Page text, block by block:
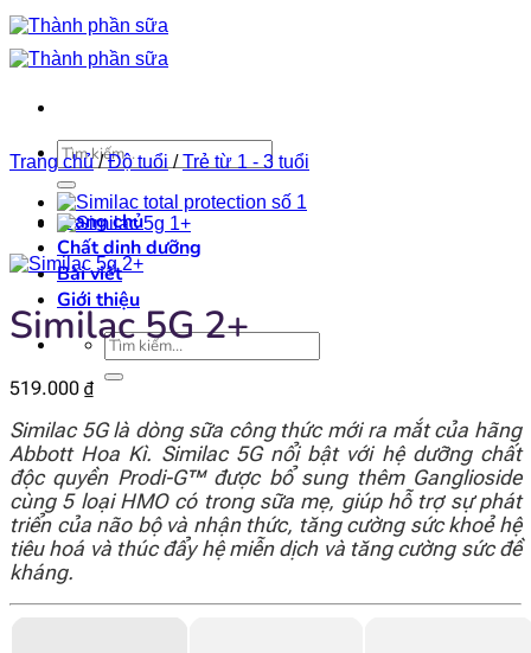
Bỏ
qua
nội
Tìm
kiếm:
Trang chủ
Chất dinh dưỡng
Bài viết
Giới thiệu
Tìm
kiếm:
Trang chủ / Độ tuổi / Trẻ từ 1 - 3 tuổi
Similac 5G 2+
519.000 ₫
Similac 5G là dòng sữa công thức mới ra mắt của hãng
Abbott Hoa Kì. Similac 5G nổi bật với hệ dưỡng chất
độc quyền Prodi-G™ được bổ sung thêm Ganglioside
cùng 5 loại HMO có trong sữa mẹ, giúp hỗ trợ sự phát
triển của não bộ và nhận thức, tăng cường sức khoẻ hệ
tiêu hoá và thúc đẩy hệ miễn dịch và tăng cường sức đề
kháng.